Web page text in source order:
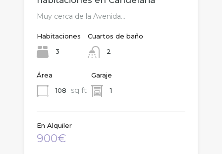
Muy cerca de la Avenida…
Habitaciones
3
Cuartos de baño
2
Área
108
sq ft
Garaje
1
En Alquiler
900€